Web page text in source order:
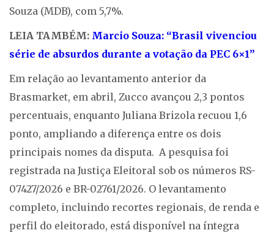
Souza (MDB), com 5,7%.
LEIA TAMBÉM: Marcio Souza: “Brasil vivenciou
série de absurdos durante a votação da PEC 6×1”
Em relação ao levantamento anterior da
Brasmarket, em abril, Zucco avançou 2,3 pontos
percentuais, enquanto Juliana Brizola recuou 1,6
ponto, ampliando a diferença entre os dois
principais nomes da disputa. A pesquisa foi
registrada na Justiça Eleitoral sob os números RS-
07427/2026 e BR-02761/2026. O levantamento
completo, incluindo recortes regionais, de renda e
perfil do eleitorado, está disponível na íntegra